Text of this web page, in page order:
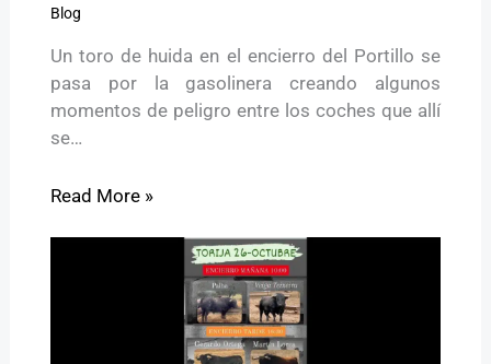
Blog
Un toro de huida en el encierro del Portillo se
pasa por la gasolinera creando algunos
momentos de peligro entre los coches que allí
se…
Read More »